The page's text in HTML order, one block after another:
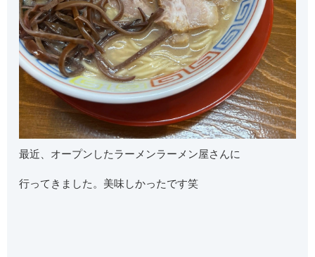
最近、オープンしたラーメンラーメン屋さんに
行ってきました。美味しかったです笑